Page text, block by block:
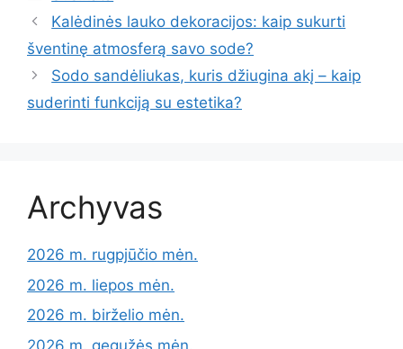
Kalėdinės lauko dekoracijos: kaip sukurti
šventinę atmosferą savo sode?
Sodo sandėliukas, kuris džiugina akį – kaip
suderinti funkciją su estetika?
Archyvas
2026 m. rugpjūčio mėn.
2026 m. liepos mėn.
2026 m. birželio mėn.
2026 m. gegužės mėn.